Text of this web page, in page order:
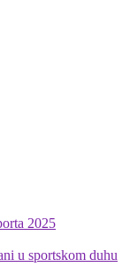
2025
u sportskom duhu